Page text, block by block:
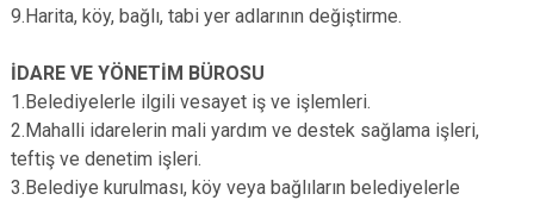
9.Harita, köy, bağlı, tabi yer adlarının değiştirme.
İDARE VE YÖNETİM BÜROSU
1.Belediyelerle ilgili vesayet iş ve işlemleri.
2.Mahalli idarelerin mali yardım ve destek sağlama işleri,
teftiş ve denetim işleri.
3.Belediye kurulması, köy veya bağlıların belediyelerle